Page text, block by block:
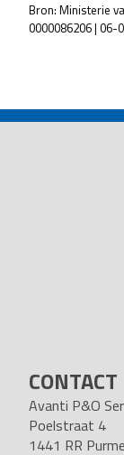
Bron: Ministerie
0000086206 | 06-
CONTACT
Avanti P&O
Poelstraat 4
1441 RR